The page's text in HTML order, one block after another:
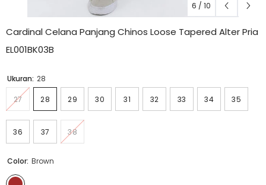
6 / 10
Cardinal Celana Panjang Chinos Loose Tapered Alter Pria
EL001BK03B
Ukuran: 28
27 28 29 30 31 32 33 34 35
36 37 38
Color: Brown